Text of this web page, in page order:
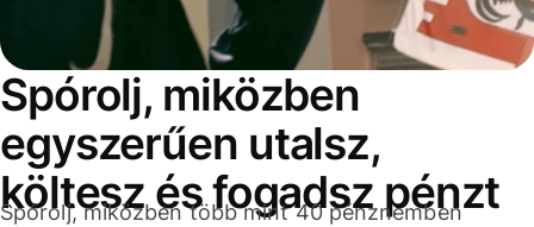
Spórolj, miközben
egyszerűen utalsz,
költesz és fogadsz pénzt
Spórolj, miközben több mint 40 pénznemben